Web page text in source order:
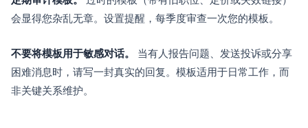
会显得您杂乱无章。设置提醒，每季度审查一次您的模板。
不要将模板用于敏感对话。
当有人报告问题、发送投诉或分享
困难消息时，请写一封真实的回复。模板适用于日常工作，而
非关键关系维护。